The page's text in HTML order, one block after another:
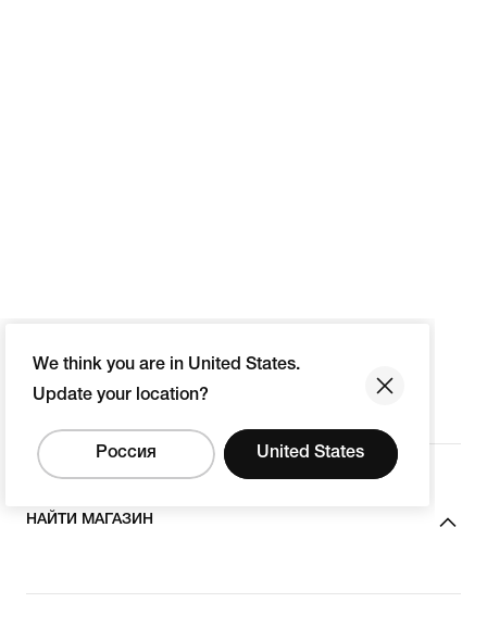
We think you are in United States.
Update your location?
Россия United States
НАЙТИ МАГАЗИН